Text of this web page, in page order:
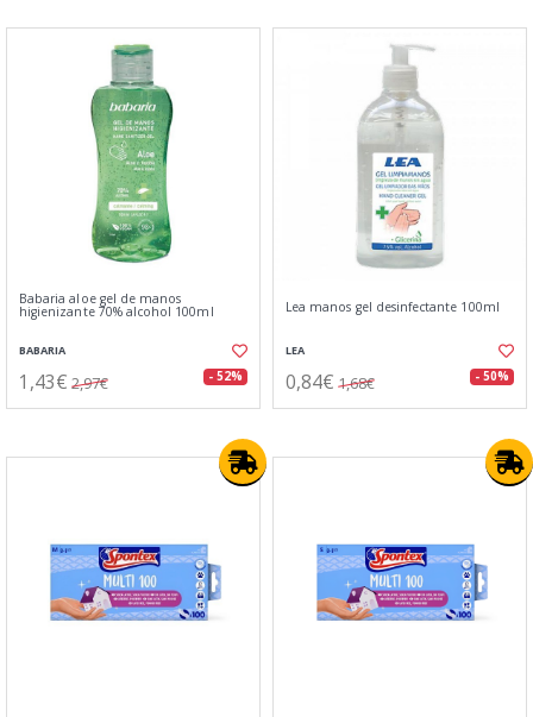
Babaria aloe gel de manos
higienizante 70% alcohol 100ml
BABARIA
1,43€ 2,97€ - 52%
Lea manos gel desinfectante 100ml
LEA
0,84€ 1,68€ - 50%